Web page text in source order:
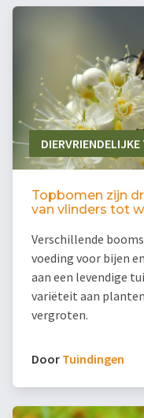
Topbomen zijn
van vlinders tot
Verschillende
voeding voor bijen
aan een levendige
variëteit aan
vergroten.
Door Tuindingen